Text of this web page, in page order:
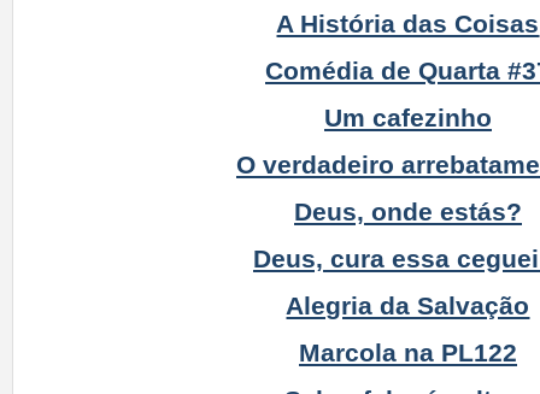
A História das Coisas
Comédia de Quarta
Um cafezinho
O verdadeiro
Deus, onde estás?
Deus, cura essa
Alegria da Salvação
Marcola na PL122